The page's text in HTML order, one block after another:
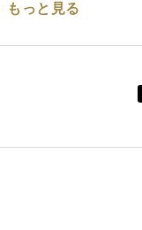
もっと見る